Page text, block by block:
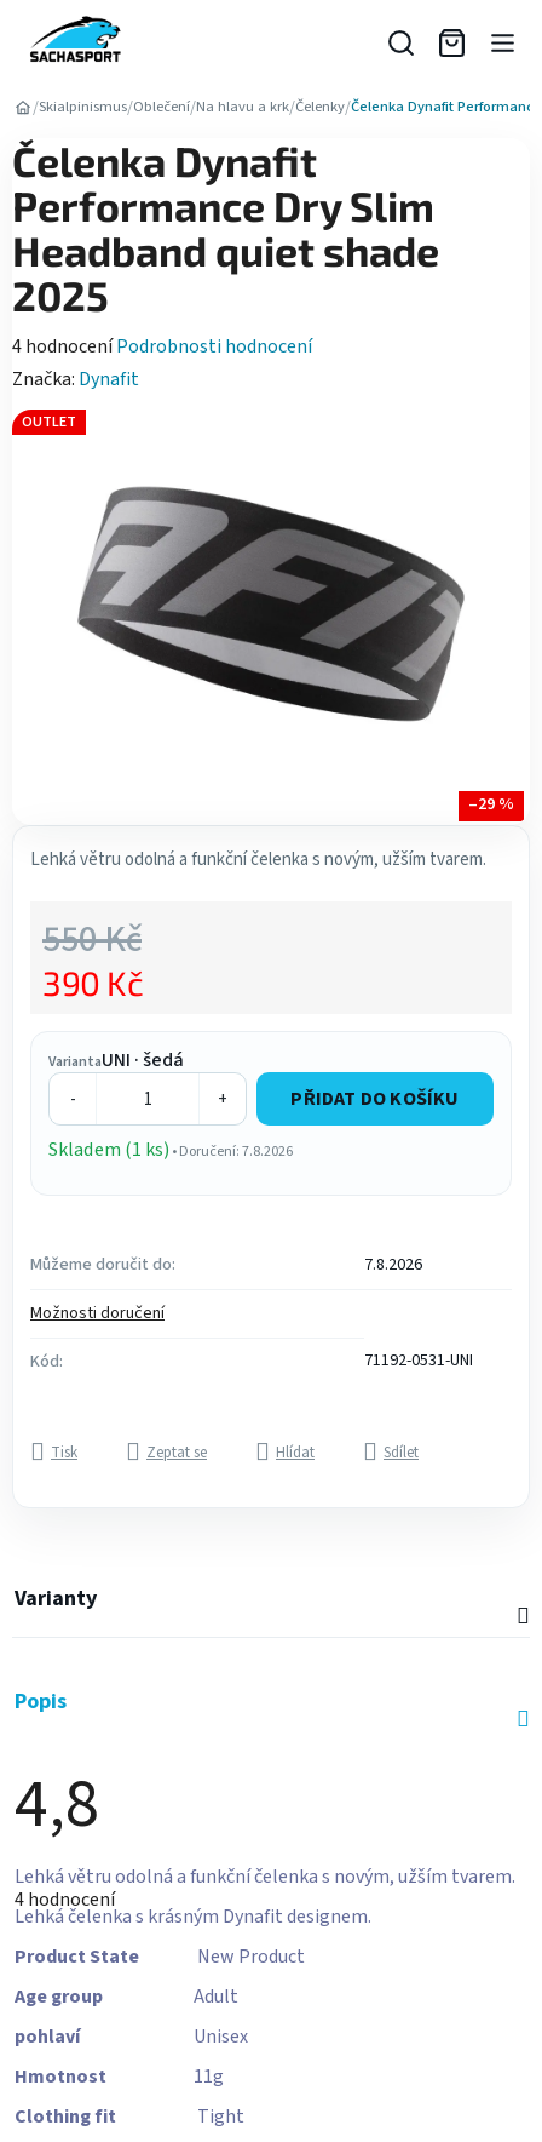
obsah
/Skialpinismus/Oblečení/Na hlavu a krk/Čelenky/Čelenka Dynafit
Lehká větru odolná a funkční čelenka s novým, užším tvarem.
VariantaUNI · šedá
- +
PŘIDAT DO KOŠÍKU
Skladem (1 ks) • Doručení: 7.8.2026
Můžeme doručit do:
7.8.2026
Možnosti doručení
Kód:
71192-0531-UNI
550 Kč
390 Kč
Tisk Zeptat se Hlídat Sdílet
Čelenka Dynafit
Performance Dry Slim
Headband quiet shade
2025
Průměrné
hodnocení
produktu
je
hvězdiček.
4 hodnoceníPodrobnosti hodnocení
Značka: Dynafit
OUTLET
–29 %
Varianty
Popis
4,8
Průměrné
hodnocení
produktu
je
z
hvězdiček.
4 hodnocení
Lehká větru odolná a funkční čelenka s novým, užším tvarem.
Lehká čelenka s krásným Dynafit designem.
Product State
New Product
Age group
Adult
pohlaví
Unisex
Hmotnost
11g
Clothing fit
Tight